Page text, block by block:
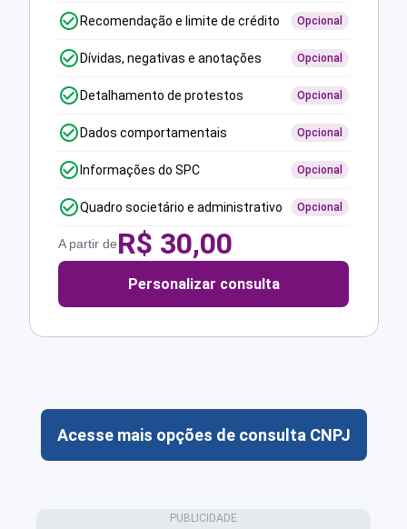
Recomendação e limite de crédito Opcional
Dívidas, negativas e anotações Opcional
Detalhamento de protestos Opcional
Dados comportamentais Opcional
Informações do SPC Opcional
Quadro societário e administrativo Opcional
A partir deR$ 30,00
Personalizar consulta
Acesse mais opções de consulta CNPJ